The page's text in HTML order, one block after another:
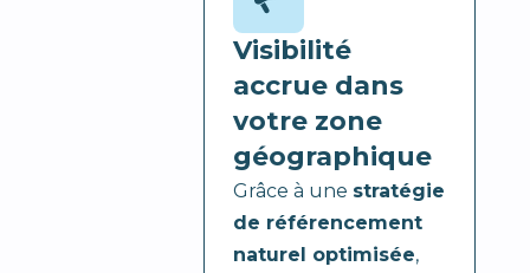
Visibilité
accrue dans
votre zone
géographique
Grâce à une stratégie
de référencement
naturel optimisée,